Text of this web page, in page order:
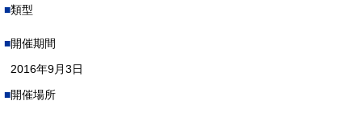
類型
開催期間
2016年9月3日
開催場所